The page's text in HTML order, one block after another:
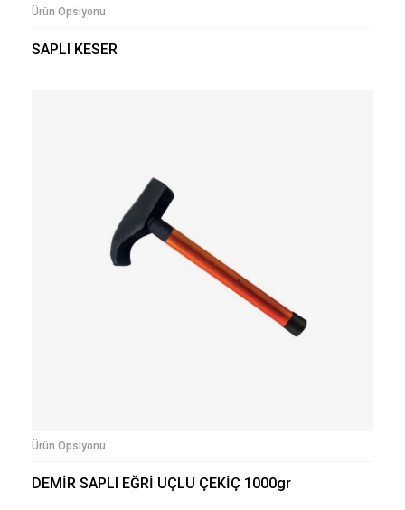
Ürün Opsiyonu
SAPLI KESER
Ürün Opsiyonu
DEMİR SAPLI EĞRİ UÇLU ÇEKİÇ 1000gr